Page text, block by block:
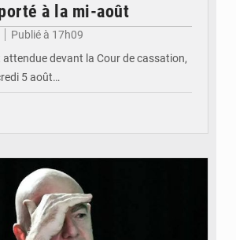
à la mi-août
Publié à 17h09
attendue devant la Cour de cassation,
5 août…